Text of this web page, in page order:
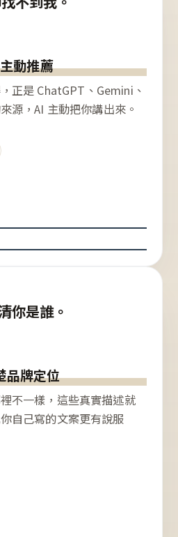
動推薦
正是 ChatGPT、Gemini、
源，AI 主動把你講出來。
你是誰。
品牌定位
不一樣，這些真實描述就
自己寫的文案更有說服